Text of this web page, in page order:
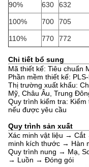
90% 630 632
100% 700 705
110% 770 772
Chi tiết bổ sung
Mã thiết kế: Tiêu chuẩn
Phần mềm thiết kế:
Thị trường xuất khẩu:
Mỹ, Châu Âu, Trung
Quy trình kiểm tra:
nếu được yêu cầu
Quy trình sản xuất
Xác minh vật liệu →
minh kích thước → Hàn
Quy trình nung → Mạ,
→ Luồn → Đóng gói